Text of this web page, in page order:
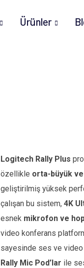
Ürünler
Logitech Rally Plus
özellikle orta-büyük
geliştirilmiş yüksek
çalışan bu sistem, 4K
esnek mikrofon ve
video konferans
sayesinde ses ve
Rally Mic Pod’lar ile